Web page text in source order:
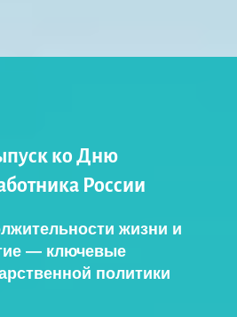
ко Дню
России
жизни и
— ключевые
политики